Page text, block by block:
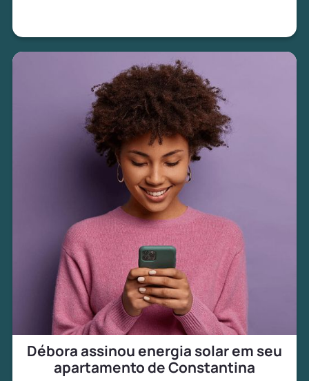
Débora assinou energia solar em seu
apartamento de Constantina